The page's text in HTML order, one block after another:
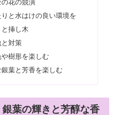
花の競演
と水はけの良い環境を
挿し木
対策
樹形を楽しむ
葉と芳香を楽しむ
葉の輝きと芳醇な香